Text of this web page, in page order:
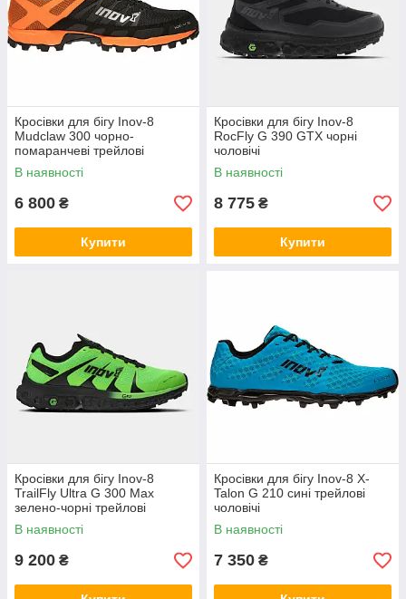
Кросівки для бігу Inov-8
Mudclaw 300 чорно-
помаранчеві трейлові
чоловічі
В наявності
6 800 ₴
Купити
Кросівки для бігу Inov-8
RocFly G 390 GTX чорні
чоловічі
В наявності
8 775 ₴
Купити
Кросівки для бігу Inov-8
TrailFly Ultra G 300 Max
зелено-чорні трейлові
чоловічі
В наявності
9 200 ₴
Кросівки для бігу Inov-8 X-
Talon G 210 сині трейлові
чоловічі
В наявності
7 350 ₴